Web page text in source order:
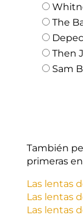
The
Then
Sam
También
primeras
Las lentas
Las lentas
Las lentas